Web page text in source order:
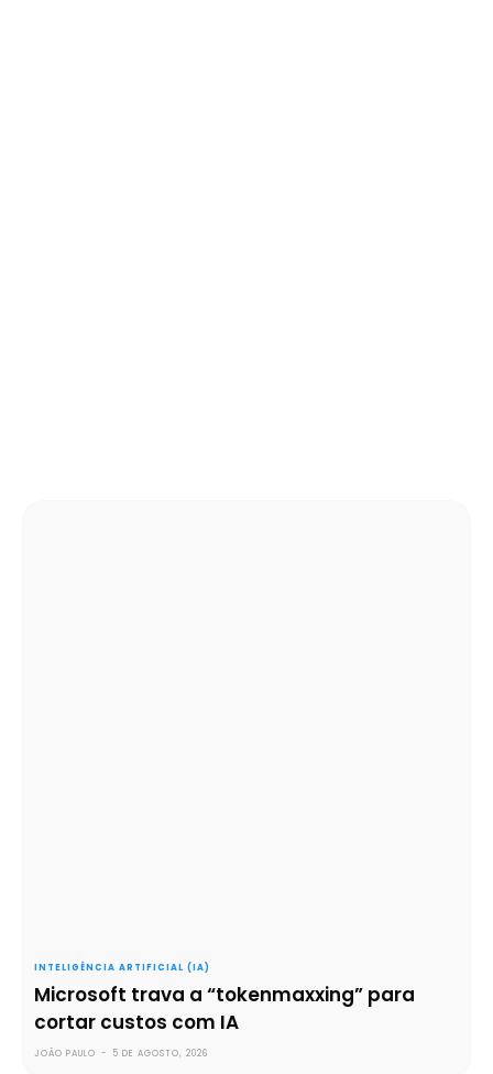
INTELIGÊNCIA ARTIFICIAL (IA)
Microsoft trava a “tokenmaxxing” para
cortar custos com IA
JOÃO PAULO - 5 DE AGOSTO, 2026